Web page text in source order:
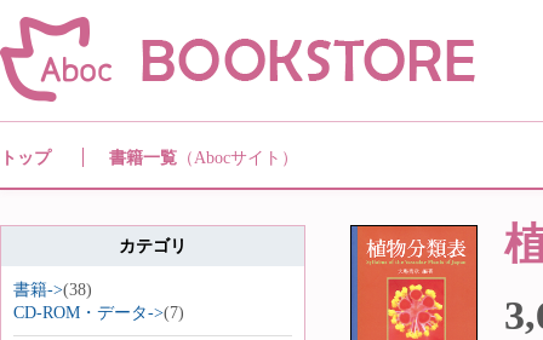
トップ 書籍一覧 （Abocサイト）
カテゴリ
書籍->(38)
CD-ROM・データ->(7)